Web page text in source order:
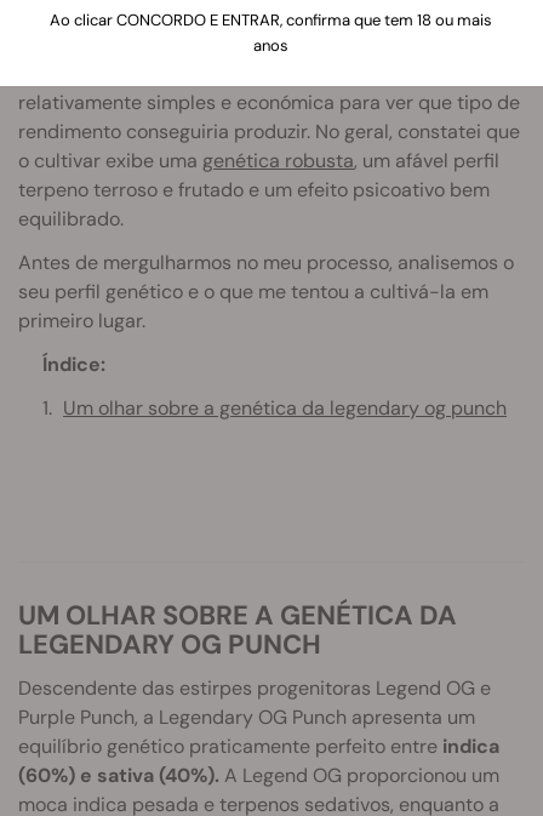
O relatório de cultivo que se segue documenta a minha
experiência com o cultivo daLegendary OG Punch
relativamente simples e económica para ver que tipo de
rendimento conseguiria produzir. No geral, constatei que
o cultivar exibe uma genética robusta, um afável perfil
terpeno terroso e frutado e um efeito psicoativo bem
equilibrado.
Antes de mergulharmos no meu processo, analisemos o
seu perfil genético e o que me tentou a cultivá-la em
primeiro lugar.
Índice:
Um olhar sobre a genética da legendary og punch
UM OLHAR SOBRE A GENÉTICA DA
LEGENDARY OG PUNCH
Descendente das estirpes progenitoras Legend OG e
Purple Punch, a Legendary OG Punch apresenta um
equilíbrio genético praticamente perfeito entre indica
(60%) e sativa (40%). A Legend OG proporcionou um
moca indica pesada e terpenos sedativos, enquanto a
Ao clicar CONCORDO E ENTRAR, confirma que tem 18 ou mais
anos